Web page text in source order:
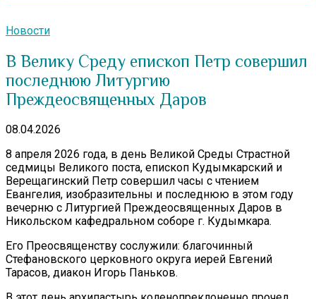
Новости
В Велику Среду епископ Петр совершил
последнюю Литургию
Преждеосвященных Даров
08.04.2026
8 апреля 2026 года, в день Великой Среды Страстной
седмицы Великого поста, епископ Кудымкарский и
Верещагинский Петр совершил часы с чтением
Евангелия, изобразительны и последнюю в этом году
вечерню с Литургией Преждеосвященных Даров в
Никольском кафедральном соборе г. Кудымкара.
Его Преосвященству сослужили: благочинный
Стефановского церковного округа иерей Евгений
Тарасов, диакон Игорь Паньков.